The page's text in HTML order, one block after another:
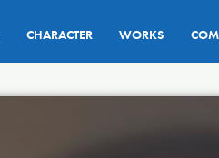
CHARACTER WORKS